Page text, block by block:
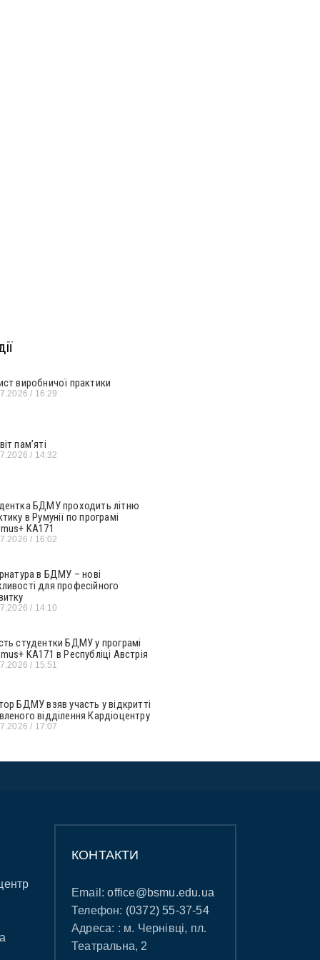
виробничої практики
16:29
пам’яті
14:32
БДМУ проходить літню
в Румунії по програмі
KA171
16:02
в БДМУ – нові
для професійного
14:10
студентки БДМУ у програмі
KA171 в Республіці Австрія
15:51
БДМУ взяв участь у відкритті
відділення Кардіоцентру
17:07
КОНТАКТИ
Email:office@bsmu.edu.ua
Телефон: (0372) 55-37-54
Адреса: : м. Чернівці, пл.
Театральна, 2